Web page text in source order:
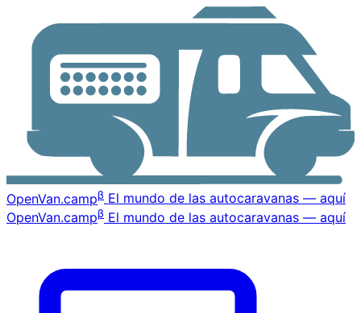
OpenVan.campβ El mundo de las autocaravanas — aquí
OpenVan.campβ El mundo de las autocaravanas — aquí